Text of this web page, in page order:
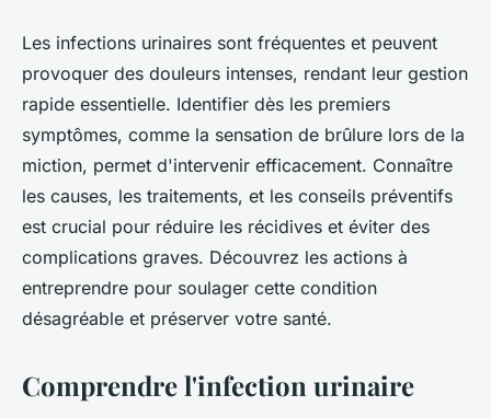
Infection urinaire : comment
agir rapidement et
efficacement
Léa•14 avril 2025 •5 min de lecture
Les infections urinaires sont fréquentes et peuvent
provoquer des douleurs intenses, rendant leur gestion
rapide essentielle. Identifier dès les premiers
symptômes, comme la sensation de brûlure lors de la
miction, permet d'intervenir efficacement. Connaître
les causes, les traitements, et les conseils préventifs
est crucial pour réduire les récidives et éviter des
complications graves. Découvrez les actions à
entreprendre pour soulager cette condition
désagréable et préserver votre santé.
Comprendre l'infection urinaire